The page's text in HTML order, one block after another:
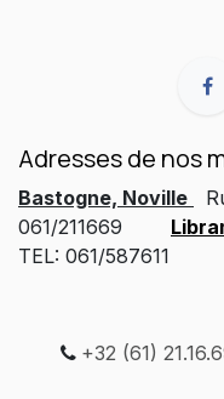
Adresses de nos
Bastogne, Noville
061/211669
TEL: 061/587611
+32 (61)